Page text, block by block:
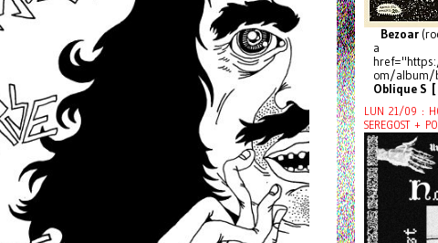
Bezoar
a
om/album/
Oblique S [
LUN 21/09 :
SEREGOST +